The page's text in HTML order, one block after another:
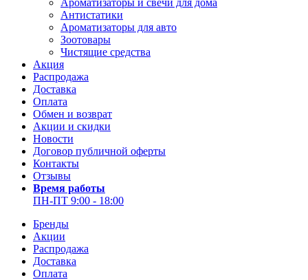
Ароматизаторы и свечи для дома
Антистатики
Ароматизаторы для авто
Зоотовары
Чистящие средства
Акция
Распродажа
Доставка
Оплата
Обмен и возврат
Акции и скидки
Новости
Договор публичной оферты
Контакты
Отзывы
Время работы
ПН-ПТ 9:00 - 18:00
Бренды
Акции
Распродажа
Доставка
Оплата